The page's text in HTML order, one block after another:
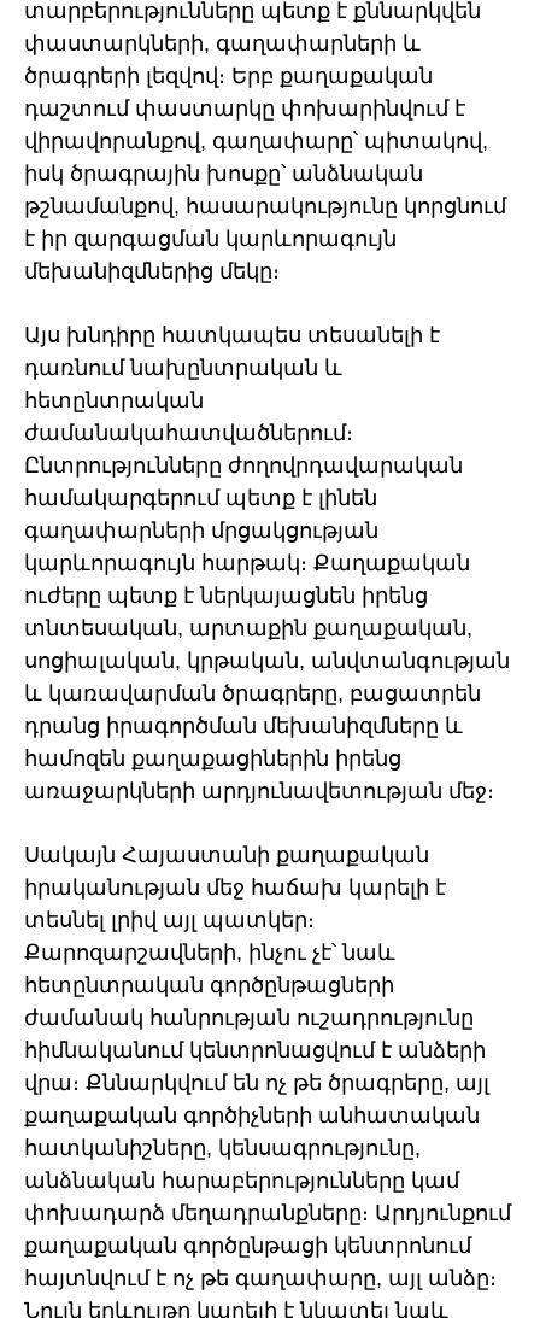
տարբերությունները պետք է քննարկվեն
փաստարկների, գաղափարների և
ծրագրերի լեզվով։ Երբ քաղաքական
դաշտում փաստարկը փոխարինվում է
վիրավորանքով, գաղափարը՝ պիտակով,
իսկ ծրագրային խոսքը՝ անձնական
թշնամանքով, հասարակությունը կորցնում
է իր զարգացման կարևորագույն
մեխանիզմներից մեկը։
Այս խնդիրը հատկապես տեսանելի է
դառնում նախընտրական և
հետընտրական
ժամանակահատվածներում։
Ընտրությունները ժողովրդավարական
համակարգերում պետք է լինեն
գաղափարների մրցակցության
կարևորագույն հարթակ։ Քաղաքական
ուժերը պետք է ներկայացնեն իրենց
տնտեսական, արտաքին քաղաքական,
սոցիալական, կրթական, անվտանգության
և կառավարման ծրագրերը, բացատրեն
դրանց իրագործման մեխանիզմները և
համոզեն քաղաքացիներին իրենց
առաջարկների արդյունավետության մեջ։
Սակայն Հայաստանի քաղաքական
իրականության մեջ հաճախ կարելի է
տեսնել լրիվ այլ պատկեր։
Քարոզարշավների, ինչու չէ՝ նաև
հետընտրական գործընթացների
ժամանակ հանրության ուշադրությունը
հիմնականում կենտրոնացվում է անձերի
վրա։ Քննարկվում են ոչ թե ծրագրերը, այլ
քաղաքական գործիչների անհատական
հատկանիշները, կենսագրությունը,
անձնական հարաբերությունները կամ
փոխադարձ մեղադրանքները։ Արդյունքում
քաղաքական գործընթացի կենտրոնում
հայտնվում է ոչ թե գաղափարը, այլ անձը։
Նույն երևույթը կարելի է նկատել նաև